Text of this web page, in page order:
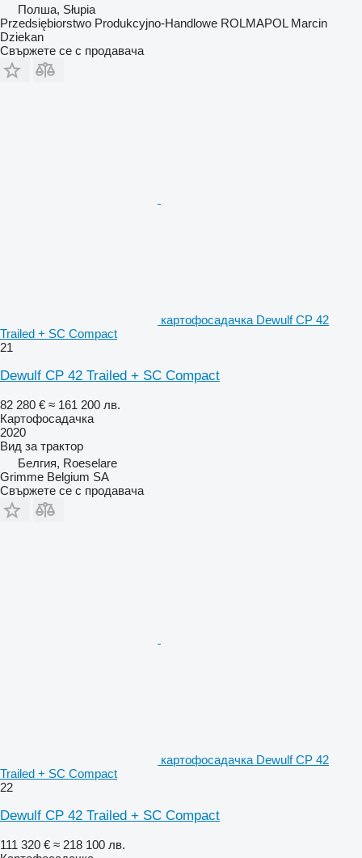
Полша, Słupia
Przedsiębiorstwo Produkcyjno-Handlowe ROLMAPOL Marcin
Dziekan
Свържете се с продавача
картофосадачка Dewulf CP 42
Trailed + SC Compact
21
Dewulf CP 42 Trailed + SC Compact
82 280 € ≈ 161 200 лв.
Картофосадачка
2020
Вид за трактор
Белгия, Roeselare
Grimme Belgium SA
Свържете се с продавача
картофосадачка Dewulf CP 42
Trailed + SC Compact
22
Dewulf CP 42 Trailed + SC Compact
111 320 € ≈ 218 100 лв.